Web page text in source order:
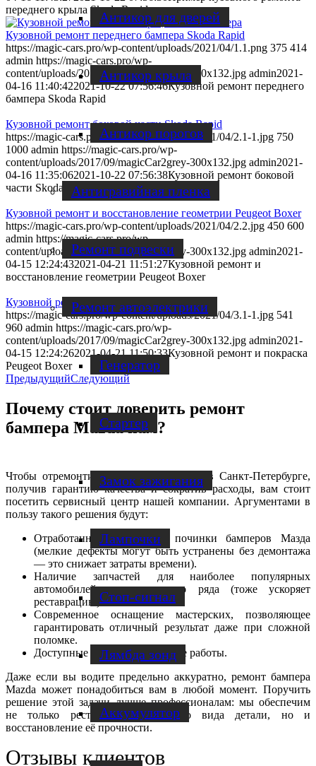
Антикор для дверей
Антикор крыла
Антикор порогов
Антигравийная пленка
Ремонт подвески
Ремонт автоэлектрики
Генератор
Стартер
Замок зажигания
Лампочки
Стоп-сигнал
Лямбда зонд
Аккумулятор
переднего крыла Skoda Rapid
Кузовной ремонт переднего бампера Skoda Rapid
https://magic-cars.pro/wp-content/uploads/2021/04/1.1.png 375 414
admin https://magic-cars.pro/wp-
content/uploads/2017/09/magicCar2grey-300x132.jpg admin2021-
04-16 11:40:422021-10-22 07:56:46Кузовной ремонт переднего
бампера Skoda Rapid
Кузовной ремонт боковой части Skoda Rapid
https://magic-cars.pro/wp-content/uploads/2021/04/2.1-1.jpg 750
1000 admin https://magic-cars.pro/wp-
content/uploads/2017/09/magicCar2grey-300x132.jpg admin2021-
04-16 11:35:062021-10-22 07:56:38Кузовной ремонт боковой
части Skoda Rapid
Кузовной ремонт и восстановление геометрии Peugeot Boxer
https://magic-cars.pro/wp-content/uploads/2021/04/2.2.jpg 450 600
admin https://magic-cars.pro/wp-
content/uploads/2017/09/magicCar2grey-300x132.jpg admin2021-
04-15 12:24:432021-04-21 11:51:27Кузовной ремонт и
восстановление геометрии Peugeot Boxer
Кузовной ремонт и покраска Peugeot Boxer
https://magic-cars.pro/wp-content/uploads/2021/04/3.1-1.jpg 541
960 admin https://magic-cars.pro/wp-
content/uploads/2017/09/magicCar2grey-300x132.jpg admin2021-
04-15 12:24:262021-04-21 11:50:33Кузовной ремонт и покраска
Peugeot Boxer
ПредыдущийСледующий
Почему стоит доверить ремонт
бампера Mazda нам?
Чтобы отремонтировать бампер Mazda в Санкт-Петербурге,
получив гарантию качества и сократив расходы, вам стоит
посетить сервисный центр нашей компании. Аргументами в
пользу такого решения будут:
Отработанная технология починки бамперов Мазда
(мелкие дефекты могут быть устранены без демонтажа
— это снижает затраты времени).
Наличие запчастей для наиболее популярных
автомобилей из модельного ряда (тоже ускоряет
реставрацию).
Современное оснащение мастерских, позволяющее
гарантировать отличный результат даже при сложной
поломке.
Доступные цены на ремонтные работы.
Даже если вы водите предельно аккуратно, ремонт бампера
Mazda может понадобиться вам в любой момент. Поручить
решение этой задачи лучше профессионалам: мы обеспечим
не только реставрацию внешнего вида детали, но и
восстановление её прочности.
Отзывы клиентов